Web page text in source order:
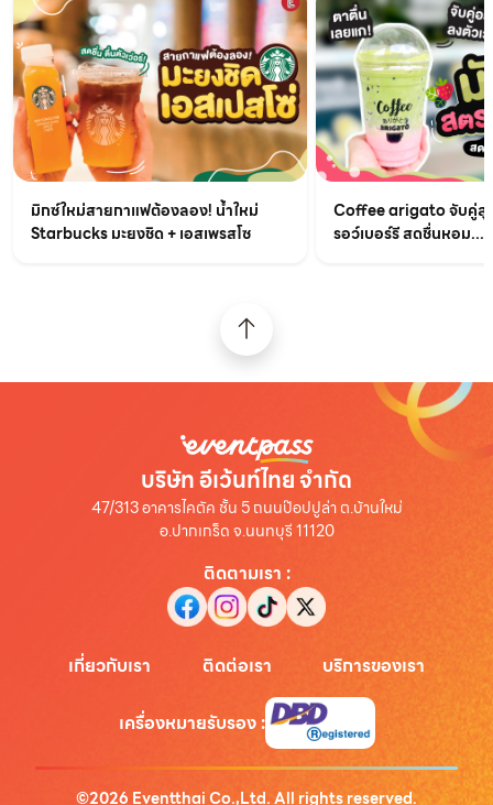
มิกซ์ใหม่สายกาแฟต้องลอง! น้ำใหม่
Starbucks มะยงชิด + เอสเพรสโซ
Coffee arigato จับคู่สุ
รอว์เบอร์รี สดชื่นหอม...
บริษัท อีเว้นท์ไทย จำกัด
47/313 อาคารไคตัค ชั้น 5 ถนนป๊อปปูล่า ต.บ้านใหม่
อ.ปากเกร็ด จ.นนทบุรี 11120
ติดตามเรา :
เกี่ยวกับเรา ติดต่อเรา บริการของเรา
เครื่องหมายรับรอง:
©2026 Eventthai Co.,Ltd. All rights reserved.